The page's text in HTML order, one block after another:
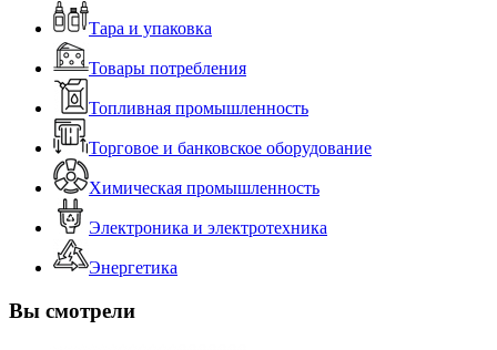
Тара и упаковка
Товары потребления
Топливная промышленность
Торговое и банковское оборудование
Химическая промышленность
Электроника и электротехника
Энергетика
Вы смотрели